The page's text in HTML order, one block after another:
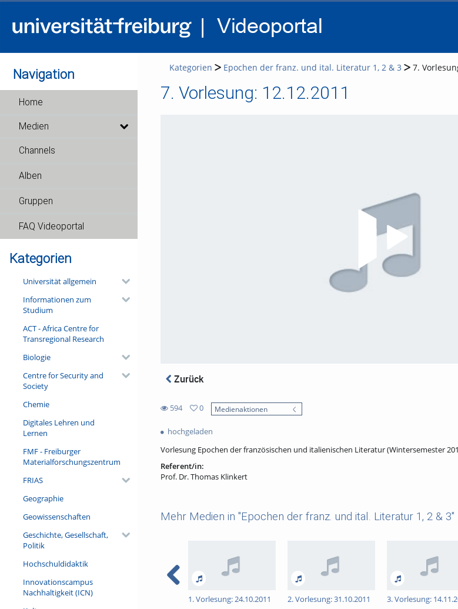
Navigation
Home
Medien
Channels
Alben
Gruppen
FAQ Videoportal
Kategorien
Universität allgemein
Informationen zum
Studium
ACT - Africa Centre for
Transregional Research
Biologie
Centre for Security and
Society
Chemie
Digitales Lehren und
Lernen
FMF - Freiburger
Materialforschungszentrum
FRIAS
Geographie
Geowissenschaften
Geschichte, Gesellschaft,
Politik
Hochschuldidaktik
Innovationscampus
Nachhaltigkeit (ICN)
Kategorien Epochen der franz. und ital. Literatur 1, 2 & 3 7.
7. Vorlesung: 12.12.2011
Zurück
594
views
0
favorites
Medienaktionen
hochgeladen
Vorlesung Epochen der französischen und italienischen Literatur (Wintersemester
Referent/in:
Prof. Dr. Thomas Klinkert
Mehr Medien in "Epochen der franz. und ital. Literatur 1, 2 & 3"
1. Vorlesung: 24.10.2011 2. Vorlesung: 31.10.2011 3. Vorlesung: